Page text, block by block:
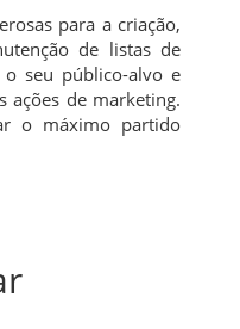
para a criação,
de listas de
o seu público-alvo e
ações de marketing.
o máximo partido